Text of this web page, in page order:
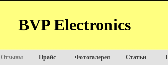
BVP Electronics
Отзывы Прайс Фотогалерея Статьи